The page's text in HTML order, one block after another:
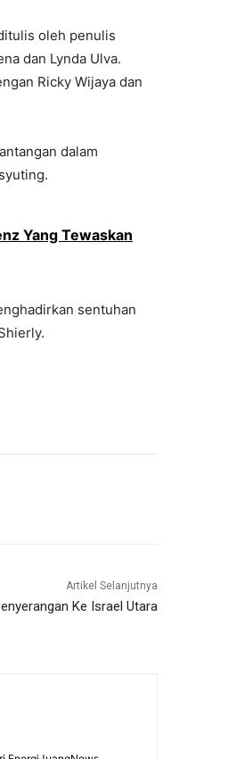
oleh penulis
dan Lynda Ulva.
Ricky Wijaya dan
dalam
Yang Tewaskan
sentuhan
Artikel Selanjutnya
Ke Israel Utara